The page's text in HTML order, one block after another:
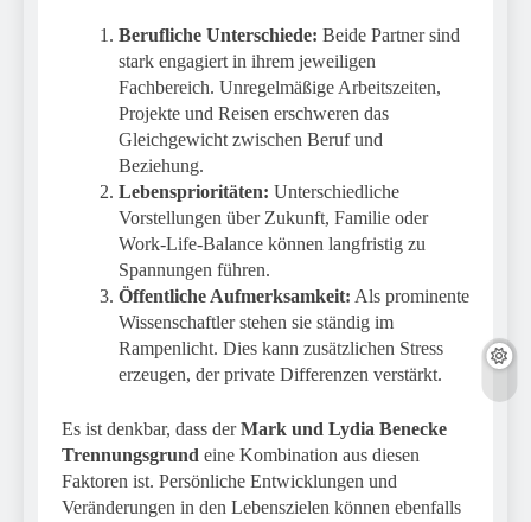
Berufliche Unterschiede: Beide Partner sind
stark engagiert in ihrem jeweiligen
Fachbereich. Unregelmäßige Arbeitszeiten,
Projekte und Reisen erschweren das
Gleichgewicht zwischen Beruf und
Beziehung.
Lebensprioritäten: Unterschiedliche
Vorstellungen über Zukunft, Familie oder
Work-Life-Balance können langfristig zu
Spannungen führen.
Öffentliche Aufmerksamkeit: Als prominente
Wissenschaftler stehen sie ständig im
Rampenlicht. Dies kann zusätzlichen Stress
erzeugen, der private Differenzen verstärkt.
Es ist denkbar, dass derMark und Lydia Benecke
Trennungsgrund eine Kombination aus diesen
Faktoren ist. Persönliche Entwicklungen und
Veränderungen in den Lebenszielen können ebenfalls